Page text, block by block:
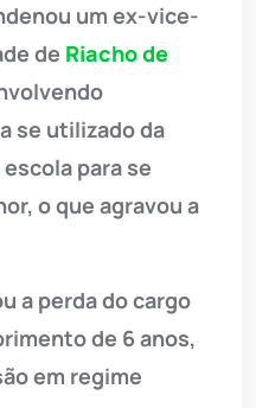
um ex-vice-
de Riacho de
se utilizado da
para se
o que agravou a
a perda do cargo
de 6 anos,
em regime